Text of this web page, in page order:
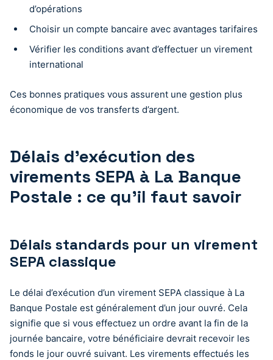
d’opérations
Choisir un compte bancaire avec avantages tarifaires
Vérifier les conditions avant d’effectuer un virement
international
Ces bonnes pratiques vous assurent une gestion plus
économique de vos transferts d’argent.
Délais d’exécution des
virements SEPA à La Banque
Postale : ce qu’il faut savoir
Délais standards pour un virement
SEPA classique
Le délai d’exécution d’un virement SEPA classique à La
Banque Postale est généralement d’un jour ouvré. Cela
signifie que si vous effectuez un ordre avant la fin de la
journée bancaire, votre bénéficiaire devrait recevoir les
fonds le jour ouvré suivant. Les virements effectués les